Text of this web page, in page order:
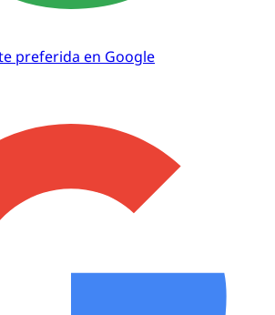
preferida en Google